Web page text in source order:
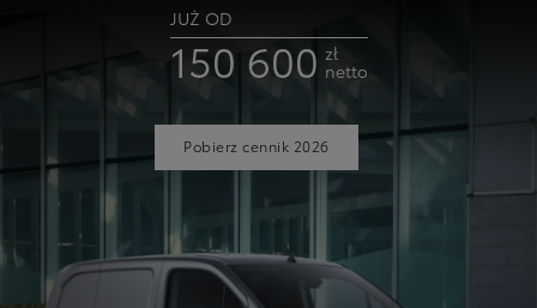
JUŻ OD
150 600 zł
netto
Pobierz cennik 2026